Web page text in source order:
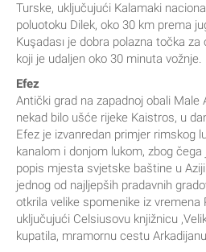
Turske, uključujući Kalamaki
poluotoku Dilek, oko 30 km prema
Kuşadası je dobra polazna točka
koji je udaljen oko 30 minuta vožnje.
Efez
Antički grad na zapadnoj obali Male
nekad bilo ušće rijeke Kaistros, u
Efez je izvanredan primjer rimskog
kanalom i donjom lukom, zbog čega
popis mjesta svjetske baštine u
jednog od najljepših pradavnih
otkrila velike spomenike iz vremena
uključujući Celsiusovu knjižnicu
kupatila, mramornu cestu